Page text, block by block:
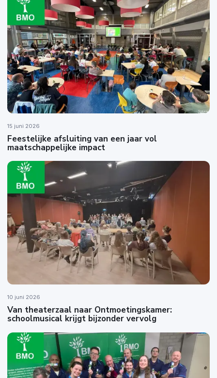
15 juni 2026
Feestelijke afsluiting van een jaar vol
maatschappelijke impact
10 juni 2026
Van theaterzaal naar Ontmoetingskamer:
schoolmusical krijgt bijzonder vervolg